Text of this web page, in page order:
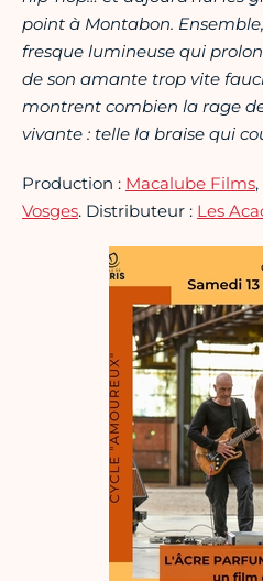
point à Montabon.
fresque lumineuse qui
de son amante trop vite
montrent combien la rage
vivante : telle la braise qui
Production : Macalube Films,
Vosges. Distributeur : Les